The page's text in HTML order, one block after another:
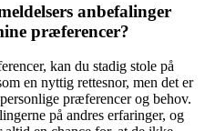
anbefalinger
præferencer?
kan du stadig stole på
en nyttig rettesnor, men det er
præferencer og behov.
på andres erfaringer, og